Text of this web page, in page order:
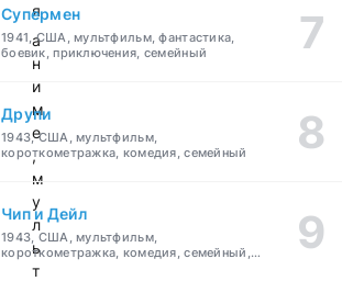
я
а
н
и
м
е
,
м
у
л
ь
т
Супермен
1941, США, мультфильм, фантастика,
боевик, приключения, семейный
Друпи
1943, США, мультфильм,
короткометражка, комедия, семейный
Чип и Дейл
1943, США, мультфильм,
короткометражка, комедия, семейный,
детский